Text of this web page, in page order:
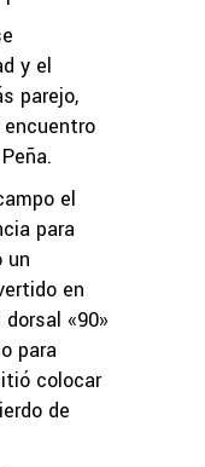
y el
parejo,
el
para
un
en
«90»
para
colocar
de